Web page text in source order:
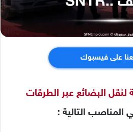
على فيسبوك
البضائع عبر الطرقات
التالية :